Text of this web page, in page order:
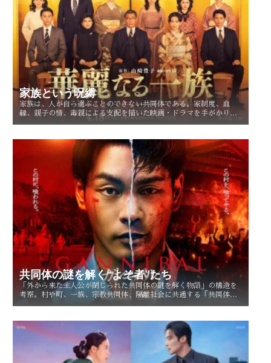
家族という呪縛
家族は、人が自ら選ぶことのできない共同体である。家制度、血
縁、親子の情、毒親による支配を描いた映画・ドラマを手がかり
共同体の謎を解く“よそ者”たち
「外から来た主人公が閉じられた共同体の謎を解く物語」の構造を
考察。村や町、一族、宗教共同体、隔離社会に共通する「共同体の